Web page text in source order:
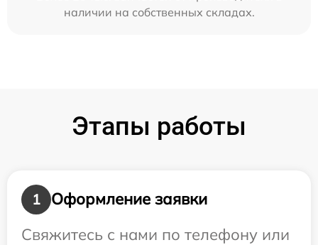
наличии на собственных складах.
Этапы работы
1
Оформление заявки
Свяжитесь с нами по телефону или